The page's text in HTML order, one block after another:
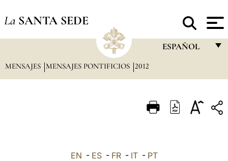
La SANTA SEDE
ESPAÑOL
ITALIANO
MENSAJES MENSAJES PONTIFICIOS 2012
EN - ES- FR- IT- PT